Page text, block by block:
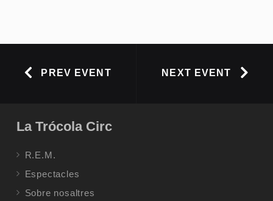
PREV EVENT NEXT EVENT
La Trócola Circ
R.E.M.
Espectacles
Sobre nosaltres